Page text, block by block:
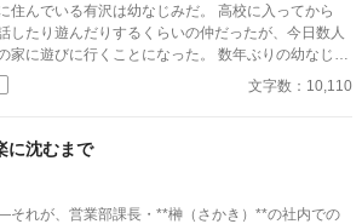
住んでいる有沢は幼なじみだ。 高校に入ってから
したり遊んだりするくらいの仲だったが、今日数人
家に遊びに行くことになった。 数年ぶりの幼なじみ
んでいる中、いつの間にか友人たちは帰っており、
きりに。 そこで俺は彼の部屋であるものを見つけ
文字数：10,110
に沈むまで
れが、営業部課長・**榊（さかき）**の社内での